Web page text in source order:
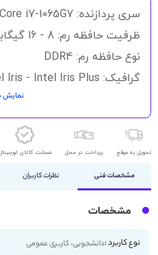
سری پردازنده: Core i7-1065G7
ظرفیت حافظه رم: 8 - 16 گیگابایت
نوع حافظه رم: DDR4
گرافیک: Intel Iris - Intel Iris Plus
اندازه صفحه نمایش: 13.3 اینچ
کیفیت صفحه نمایش: FHD
نمایش
تحویل به موقع پرداخت در محل ضمانت کالای
مشخصات فنی نظرات کاربران
مشخصات
نوع کاربرد :دانشجویی، کاربری عمومی